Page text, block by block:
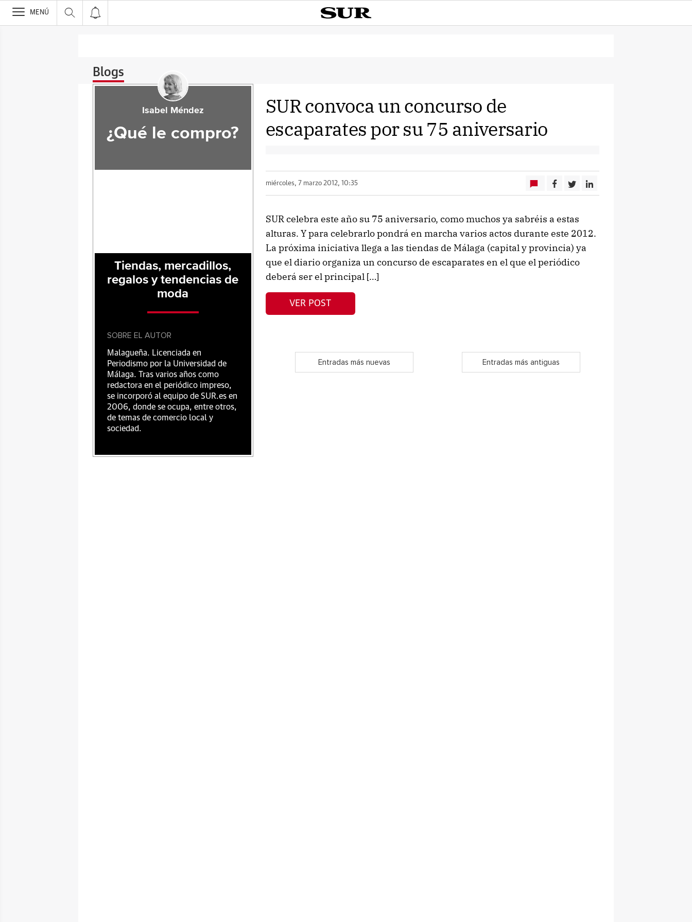
>
MENÚ
Blogs
SUR convoca un concurso de
escaparates por su 75 aniversario
miércoles, 7 marzo 2012, 10:35
SUR celebra este año su 75 aniversario, como muchos ya sabréis a estas
alturas. Y para celebrarlo pondrá en marcha varios actos durante este 2012.
La próxima iniciativa llega a las tiendas de Málaga (capital y provincia) ya
que el diario organiza un concurso de escaparates en el que el periódico
deberá ser el principal […]
VER POST
Entradas más nuevas Entradas más antiguas
Isabel Méndez
¿Qué le compro?
Tiendas, mercadillos,
regalos y tendencias de
moda
SOBRE EL AUTOR
Malagueña. Licenciada en
Periodismo por la Universidad de
Málaga. Tras varios años como
redactora en el periódico impreso,
se incorporó al equipo de SUR.es en
2006, donde se ocupa, entre otros,
de temas de comercio local y
sociedad.